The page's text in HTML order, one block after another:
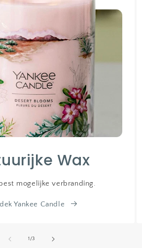
Wax
mogelijke verbranding.
Yankee Candle
1 /van
3